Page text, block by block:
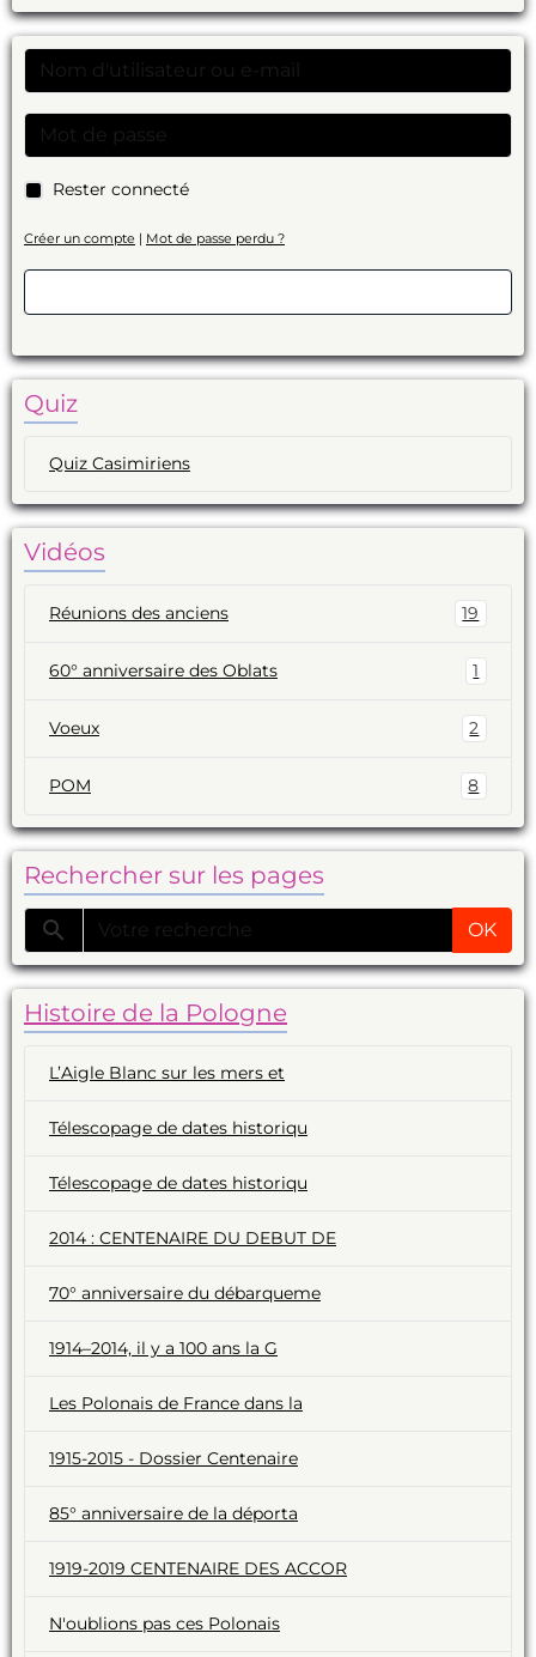
Rester connecté
Créer un compte | Mot de passe perdu ?
Quiz
Quiz Casimiriens
Vidéos
Réunions des anciens 19
60° anniversaire des Oblats 1
Voeux 2
POM 8
Rechercher sur les pages
OK
Histoire de la Pologne
L’Aigle Blanc sur les mers et
Télescopage de dates historiqu
Télescopage de dates historiqu
2014 : CENTENAIRE DU DEBUT DE
70° anniversaire du débarqueme
1914–2014, il y a 100 ans la G
Les Polonais de France dans la
1915-2015 - Dossier Centenaire
85° anniversaire de la déporta
1919-2019 CENTENAIRE DES ACCOR
N'oublions pas ces Polonais